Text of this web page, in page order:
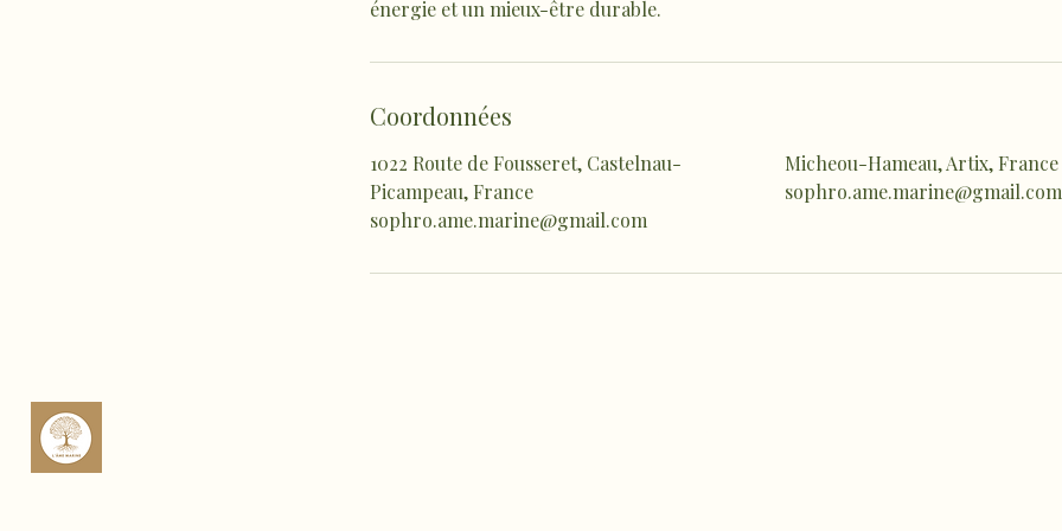
énergie et un mieux-être durable.
Coordonnées
1022 Route de Fousseret, Castelnau-
Picampeau, France
sophro.ame.marine@gmail.com
Micheou-Hameau, Artix, France
sophro.ame.marine@gmail.com